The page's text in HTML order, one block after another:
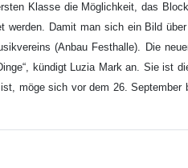
Klasse die Möglichkeit, das
Damit man sich ein Bild
(Anbau Festhalle). Die
kündigt Luzia Mark an. Sie ist
möge sich vor dem 26.